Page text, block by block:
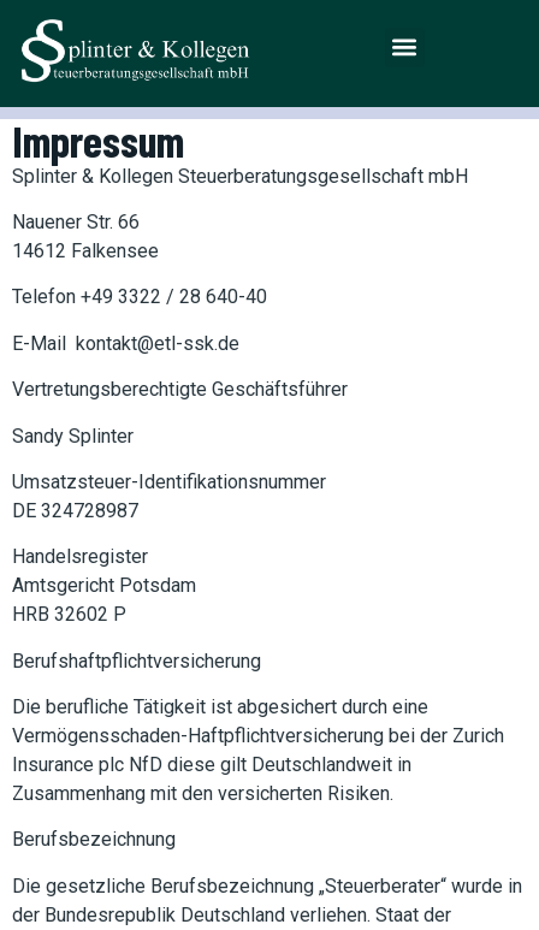
Impressum
Splinter & Kollegen Steuerberatungsgesellschaft mbH
Nauener Str. 66
14612 Falkensee
Telefon +49 3322 / 28 640-40
E-Mail kontakt@etl-ssk.de
Vertretungsberechtigte Geschäftsführer
Sandy Splinter
Umsatzsteuer-Identifikationsnummer
DE 324728987
Handelsregister
Amtsgericht Potsdam
HRB 32602 P
Berufshaftpflichtversicherung
Die berufliche Tätigkeit ist abgesichert durch eine
Vermögensschaden-Haftpflichtversicherung bei der Zurich
Insurance plc NfD diese gilt Deutschlandweit in
Zusammenhang mit den versicherten Risiken.
Berufsbezeichnung
Die gesetzliche Berufsbezeichnung „Steuerberater“ wurde in
der Bundesrepublik Deutschland verliehen. Staat der